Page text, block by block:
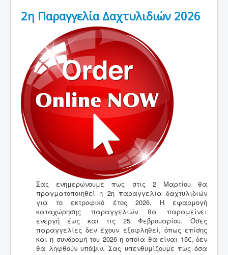
2η Παραγγελία Δαχτυλιδιών 2026
Σας ενημερώνουμε πως στις 2 Μαρτίου θα
πραγματοποιηθεί η 2η παραγγελία δαχτυλιδιών
για το εκτροφικό έτος 2026. Η εφαρμογή
καταχώρησης παραγγελιών θα παραμείνει
ενεργή έως και τις 25 Φεβρουαρίου. Όσες
παραγγελίες δεν έχουν εξοφληθεί, όπως επίσης
και η συνδρομή του 2026 η οποία θα είναι 15€, δεν
θα ληφθούν υπόψιν. Σας υπενθυμίζουμε πως όσα